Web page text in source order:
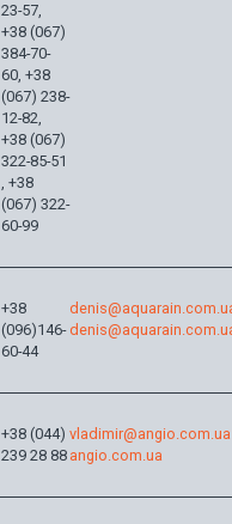
23-57,
+38 (067)
384-70-
60, +38
(067) 238-
12-82,
+38 (067)
322-85-51
, +38
(067) 322-
60-99
+38
(096)146-
60-44
+38 (044)
239 28 88
vladimir@angio.com.ua
angio.com.ua